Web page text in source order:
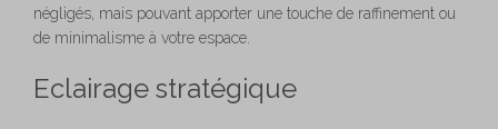
négligés, mais pouvant apporter une touche de raffinement ou
de minimalisme à votre espace.
Eclairage stratégique